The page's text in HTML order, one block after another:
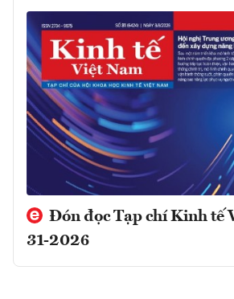
Đón đọc Tạp chí Kinh tế
31-2026